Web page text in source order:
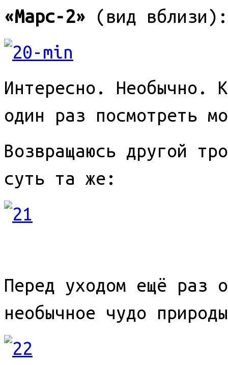
«Марс-2» (вид вблизи):
Интересно. Необычно.
один раз посмотреть
Возвращаюсь другой
суть та же:
Перед уходом ещё раз
необычное чудо